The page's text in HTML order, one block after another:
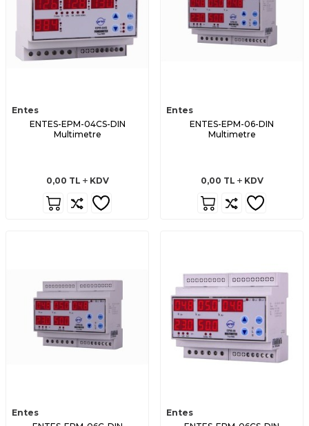
Entes
ENTES-EPM-04CS-DIN
Multimetre
0,00 TL KDV
Entes
ENTES-EPM-06-DIN
Multimetre
0,00 TL KDV
Entes
Entes